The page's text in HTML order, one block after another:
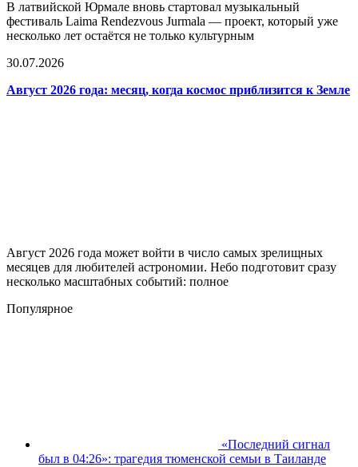
В латвийской Юрмале вновь стартовал музыкальный
фестиваль Laima Rendezvous Jurmala — проект, который уже
несколько лет остаётся не только культурным
30.07.2026
Август 2026 года: месяц, когда космос приблизится к Земле
Август 2026 года может войти в число самых зрелищных
месяцев для любителей астрономии. Небо подготовит сразу
несколько масштабных событий: полное
Популярное
«Последний сигнал
был в 04:26»: трагедия тюменской семьи в Таиланде